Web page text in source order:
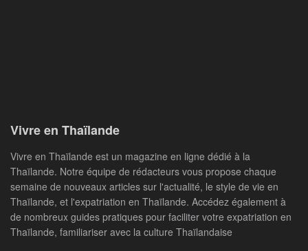
Vivre en Thaïlande
Vivre en Thaïlande est un magazine en ligne dédié à la
Thaïlande. Notre équipe de rédacteurs vous propose chaque
semaine de nouveaux articles sur l'actualité, le style de vie en
Thaïlande, et l'expatriation en Thaïlande. Accédez également à
de nombreux guides pratiques pour faciliter votre expatriation en
Thaïlande, familiariser avec la culture Thaïlandaise